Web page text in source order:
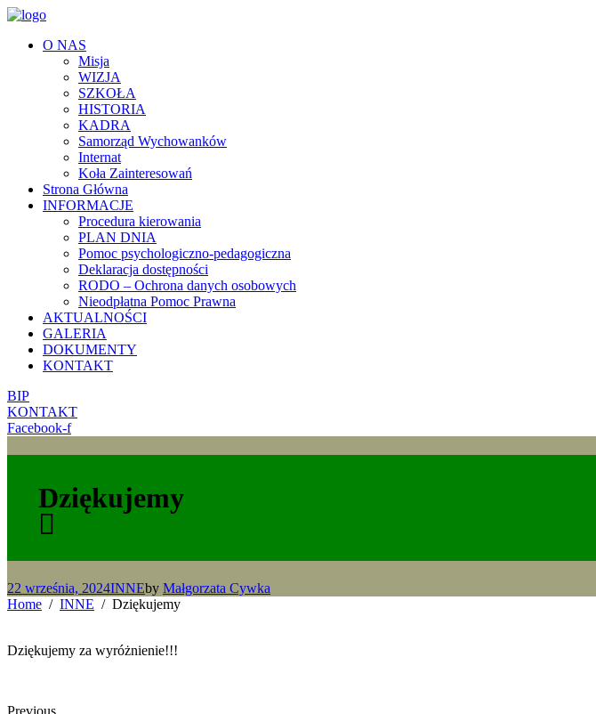
O NAS
Misja
WIZJA
SZKOŁA
HISTORIA
KADRA
Samorząd Wychowanków
Internat
Koła Zainteresowań
Strona Główna
INFORMACJE
Procedura kierowania
PLAN DNIA
Pomoc psychologiczno-pedagogiczna
Deklaracja dostępności
RODO – Ochrona danych osobowych
Nieodpłatna Pomoc Prawna
AKTUALNOŚCI
GALERIA
DOKUMENTY
KONTAKT
BIP
KONTAKT
Facebook-f
Dziękujemy
22 września, 2024INNEby Małgorzata Cywka
Home
INNE Dziękujemy
Dziękujemy za wyróżnienie!!!
Previous